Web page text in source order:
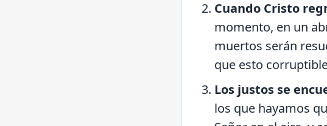
Cuando Cristo
momento, en un
muertos serán
que esto
Los justos se
los que hayamos